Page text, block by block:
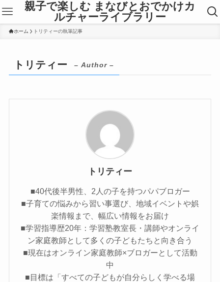
親子で楽しむ まなびとおでかけカ
ルチャーライブラリー
ホーム トリティーの執筆記事
トリティー – Author –
トリティー
■40代後半男性、2人の子を持つパパブロガー
■子育ての悩みから習い事選び、地域イベントや娯
楽情報まで、幅広い情報をお届け
■学習指導歴20年：学習塾教室長・講師やオンライ
ン家庭教師として多くの子どもたちと向き合う
■現在はオンライン家庭教師×ブロガーとして活動
中
■目標は「すべての子どもが自分らしく学べる場